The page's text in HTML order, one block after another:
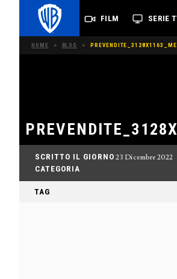
FILM SERIE
HOME > BLOG >
SCRITTO IL GIORNO 23 Dicembre 2022
CATEGORIA
TAG